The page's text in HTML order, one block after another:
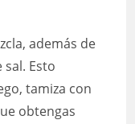
además de
sal. Esto
tamiza con
obtengas